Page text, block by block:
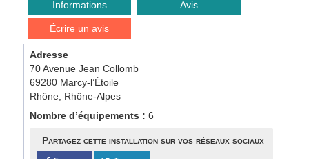
Informations Avis
Écrire un avis
Adresse
70 Avenue Jean Collomb
69280 Marcy-l’Étoile
Rhône, Rhône-Alpes
Nombre d’équipements :6
Partagez cette installation sur vos réseaux sociaux